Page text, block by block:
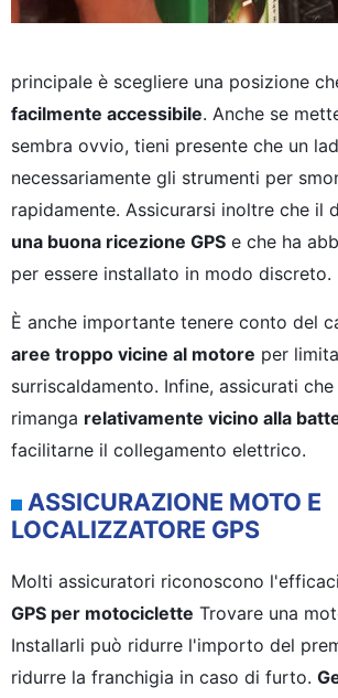
principale è scegliere una posizione
facilmente accessibile. Anche se
sembra ovvio, tieni presente che un
necessariamente gli strumenti per
rapidamente. Assicurarsi inoltre che il
una buona ricezione GPS e che ha
per essere installato in modo discreto.
È anche importante tenere conto del
aree troppo vicine al motore per
surriscaldamento. Infine, assicurati
rimanga relativamente vicino alla
facilitarne il collegamento elettrico.
ASSICURAZIONE MOTO E
LOCALIZZATORE GPS
Molti assicuratori riconoscono
GPS per motociclette Trovare una
Installarli può ridurre l'importo del
ridurre la franchigia in caso di furto.